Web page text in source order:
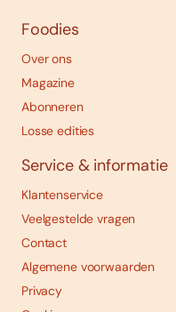
Foodies
Over ons
Magazine
Abonneren
Losse edities
Service & informatie
Klantenservice
Veelgestelde vragen
Contact
Algemene voorwaarden
Privacy